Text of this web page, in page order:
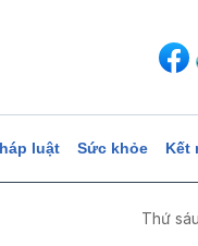
luật Sức khỏe Kết
Thứ